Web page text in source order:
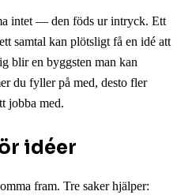
intet — den föds ur intryck. Ett
samtal kan plötsligt få en idé att
blir en byggsten man kan
du fyller på med, desto fler
jobba med.
idéer
fram. Tre saker hjälper: